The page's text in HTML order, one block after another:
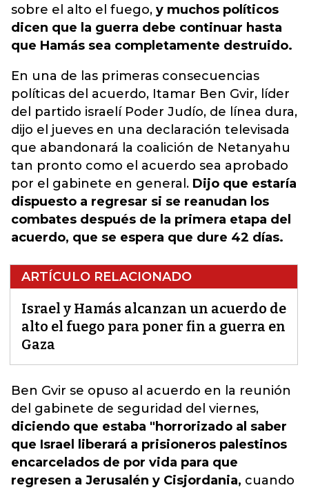
sobre el alto el fuego, y muchos políticos
dicen que la guerra debe continuar hasta
que Hamás sea completamente destruido.
En una de las primeras consecuencias
políticas del acuerdo, Itamar Ben Gvir, líder
del partido israelí Poder Judío, de línea dura,
dijo el jueves en una declaración televisada
que abandonará la coalición de Netanyahu
tan pronto como el acuerdo sea aprobado
por el gabinete en general. Dijo que estaría
dispuesto a regresar si se reanudan los
combates después de la primera etapa del
acuerdo, que se espera que dure 42 días.
ARTÍCULO RELACIONADO
Israel y Hamás alcanzan un acuerdo de
alto el fuego para poner fin a guerra en
Gaza
Ben Gvir se opuso al acuerdo en la reunión
del gabinete de seguridad del viernes,
diciendo que estaba "horrorizado al saber
que Israel liberará a prisioneros palestinos
encarcelados de por vida para que
regresen a Jerusalén y Cisjordania, cuando